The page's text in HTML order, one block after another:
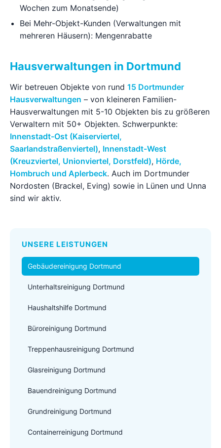
Wochen zum Monatsende)
Bei Mehr-Objekt-Kunden (Verwaltungen mit
mehreren Häusern): Mengenrabatte
Hausverwaltungen in Dortmund
Wir betreuen Objekte von rund 15 Dortmunder
Hausverwaltungen – von kleineren Familien-
Hausverwaltungen mit 5-10 Objekten bis zu größeren
Verwaltern mit 50+ Objekten. Schwerpunkte:
Innenstadt-Ost (Kaiserviertel,
Saarlandstraßenviertel), Innenstadt-West
(Kreuzviertel, Unionviertel, Dorstfeld), Hörde,
Hombruch und Aplerbeck. Auch im Dortmunder
Nordosten (Brackel, Eving) sowie in Lünen und Unna
sind wir aktiv.
UNSERE LEISTUNGEN
Gebäudereinigung Dortmund
Unterhaltsreinigung Dortmund
Haushaltshilfe Dortmund
Büroreinigung Dortmund
Treppenhausreinigung Dortmund
Glasreinigung Dortmund
Bauendreinigung Dortmund
Grundreinigung Dortmund
Containerreinigung Dortmund